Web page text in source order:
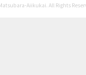
Aiikukai. All Rights